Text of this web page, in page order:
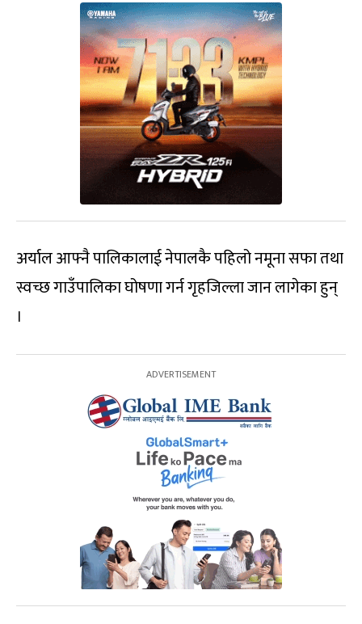
अर्याल आफ्नै पालिकालाई नेपालकै पहिलो नमूना सफा तथा
स्वच्छ गाउँपालिका घोषणा गर्न गृहजिल्ला जान लागेका हुन्
।